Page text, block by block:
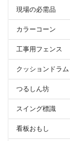
現場の必需品
カラーコーン
工事用フェンス
クッションドラム
つるしん坊
スイング標識
看板おもし